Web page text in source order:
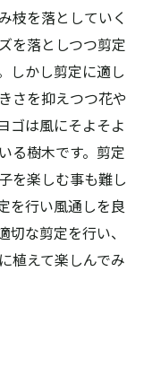
枝を落としていく
を落としつつ剪定
しかし剪定に適し
さを抑えつつ花や
ゴは風にそよそよ
る樹木です。剪定
を楽しむ事も難し
を行い風通しを良
な剪定を行い、
植えて楽しんでみ